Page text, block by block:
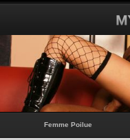
Femme Poilue